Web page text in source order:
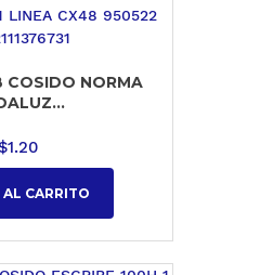
COSIDO NORMA
1.20
CARRITO